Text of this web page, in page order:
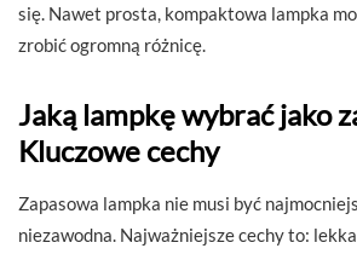
się. Nawet prosta, kompaktowa lampka
zrobić ogromną różnicę.
Jaką lampkę wybrać jako
Kluczowe cechy
Zapasowa lampka nie musi być
niezawodna. Najważniejsze cechy to: